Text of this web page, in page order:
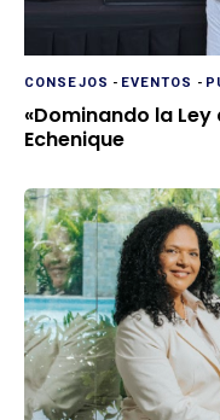
CONSEJOS - EVENTOS -
«Dominando la
Echenique